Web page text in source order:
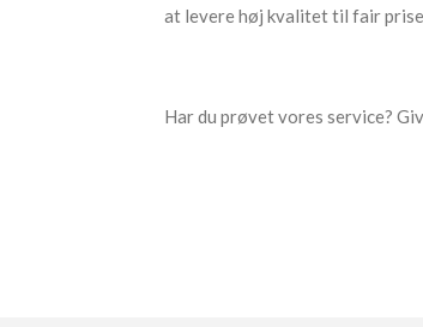
at levere høj kvalitet til fair
Har du prøvet vores service?